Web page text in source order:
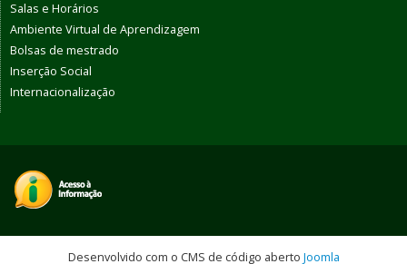
Salas e Horários
Ambiente Virtual de Aprendizagem
Bolsas de mestrado
Inserção Social
Internacionalização
Desenvolvido com o CMS de código aberto Joomla